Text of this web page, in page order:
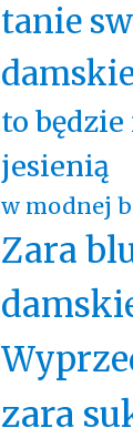
tanie
to
jesienią
w modnej
Zara
zara